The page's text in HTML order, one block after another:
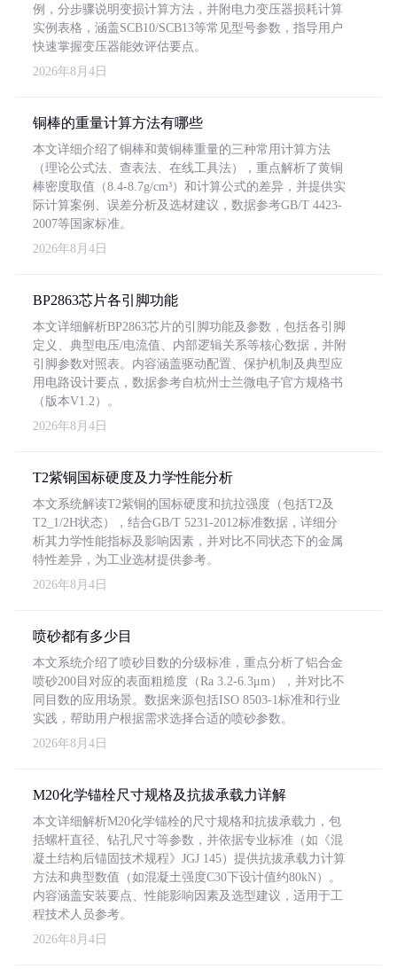
例，分步骤说明变损计算方法，并附电力变压器损耗计算
实例表格，涵盖SCB10/SCB13等常见型号参数，指导用户
快速掌握变压器能效评估要点。
2026年8月4日
铜棒的重量计算方法有哪些
本文详细介绍了铜棒和黄铜棒重量的三种常用计算方法
（理论公式法、查表法、在线工具法），重点解析了黄铜
棒密度取值（8.4-8.7g/cm³）和计算公式的差异，并提供实
际计算案例、误差分析及选材建议，数据参考GB/T 4423-
2007等国家标准。
2026年8月4日
BP2863芯片各引脚功能
本文详细解析BP2863芯片的引脚功能及参数，包括各引脚
定义、典型电压/电流值、内部逻辑关系等核心数据，并附
引脚参数对照表。内容涵盖驱动配置、保护机制及典型应
用电路设计要点，数据参考自杭州士兰微电子官方规格书
（版本V1.2）。
2026年8月4日
T2紫铜国标硬度及力学性能分析
本文系统解读T2紫铜的国标硬度和抗拉强度（包括T2及
T2_1/2H状态），结合GB/T 5231-2012标准数据，详细分
析其力学性能指标及影响因素，并对比不同状态下的金属
特性差异，为工业选材提供参考。
2026年8月4日
喷砂都有多少目
本文系统介绍了喷砂目数的分级标准，重点分析了铝合金
喷砂200目对应的表面粗糙度（Ra 3.2-6.3μm），并对比不
同目数的应用场景。数据来源包括ISO 8503-1标准和行业
实践，帮助用户根据需求选择合适的喷砂参数。
2026年8月4日
M20化学锚栓尺寸规格及抗拔承载力详解
本文详细解析M20化学锚栓的尺寸规格和抗拔承载力，包
括螺杆直径、钻孔尺寸等参数，并依据专业标准（如《混
凝土结构后锚固技术规程》JGJ 145）提供抗拔承载力计算
方法和典型数值（如混凝土强度C30下设计值约80kN）。
内容涵盖安装要点、性能影响因素及选型建议，适用于工
程技术人员参考。
2026年8月4日